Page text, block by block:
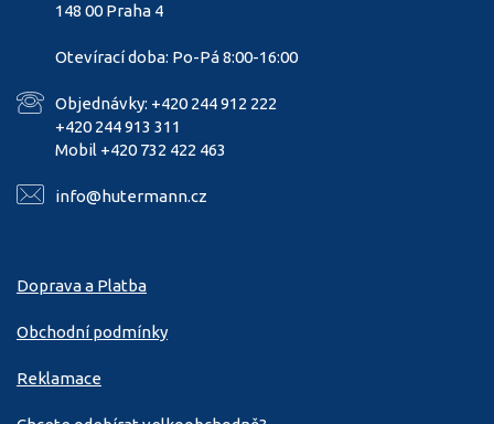
148 00 Praha 4
Otevírací doba: Po-Pá 8:00-16:00
Objednávky: +420 244 912 222
+420 244 913 311
Mobil +420 732 422 463
info@hutermann.cz
Doprava a Platba
Obchodní podmínky
Reklamace